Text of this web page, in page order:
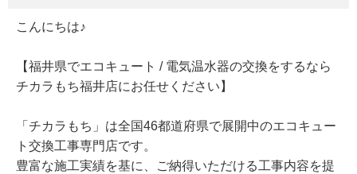
こんにちは♪
【福井県でエコキュート / 電気温水器の交換をするなら
チカラもち福井店にお任せください】
「チカラもち」は全国46都道府県で展開中のエコキュー
ト交換工事専門店です。
豊富な施工実績を基に、ご納得いただける工事内容を提